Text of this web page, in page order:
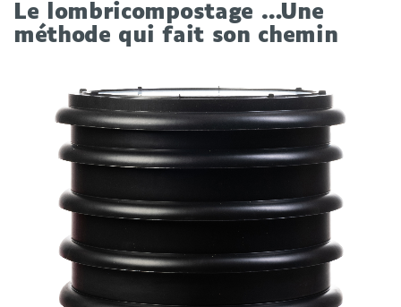
Le lombricompostage …Une
méthode qui fait son chemin